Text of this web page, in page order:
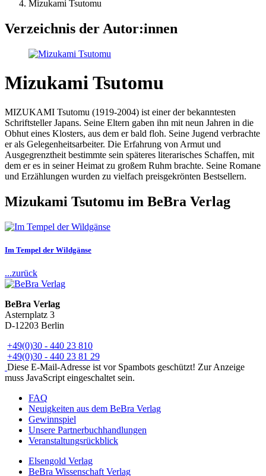
Mizukami Tsutomu
Verzeichnis der Autor:innen
Mizukami Tsutomu
MIZUKAMI Tsutomu (1919-2004) ist einer der bekanntesten
Schriftsteller Japans. Seine Eltern gaben ihn mit neun Jahren in die
Obhut eines Klosters, aus dem er bald floh. Seine Jugend verbrachte
er als Gelegenheitsarbeiter. Die Erfahrung von Armut und
Ausgegrenztheit bestimmte sein späteres literarisches Schaffen, mit
dem er es in seiner Heimat zu großem Ruhm brachte. Seine Romane
und Erzählungen wurden zu vielfach preisgekrönten Bestsellern.
Mizukami Tsutomu im BeBra Verlag
Im Tempel der Wildgänse
...zurück
BeBra Verlag
Asternplatz 3
D-12203 Berlin
+49(0)30 - 440 23 810
+49(0)30 - 440 23 81 29
Diese E-Mail-Adresse ist vor Spambots geschützt! Zur Anzeige
muss JavaScript eingeschaltet sein.
FAQ
Neuigkeiten aus dem BeBra Verlag
Gewinnspiel
Unsere Partnerbuchhandlungen
Veranstaltungsrückblick
Elsengold Verlag
BeBra Wissenschaft Verlag